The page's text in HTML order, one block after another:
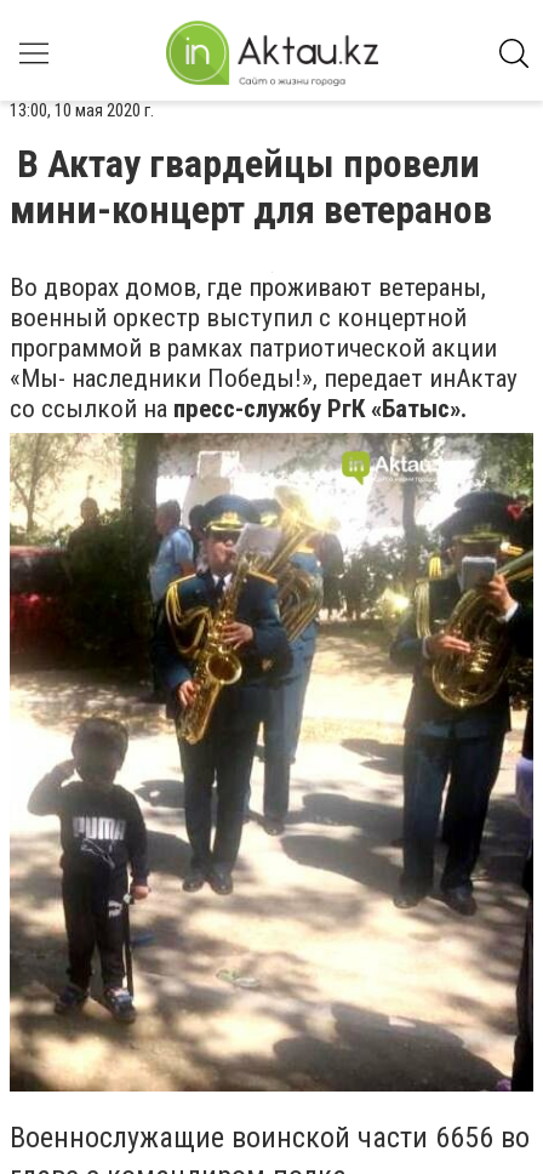
13:00, 10 мая 2020 г.
В Актау гвардейцы провели
мини-концерт для ветеранов
Во дворах домов, где проживают ветераны,
военный оркестр выступил с концертной
программой в рамках патриотической акции
«Мы- наследники Победы!», передает инАктау
со ссылкой на пресс-службу РгК«Батыс».
Военнослужащие воинской части 6656 во